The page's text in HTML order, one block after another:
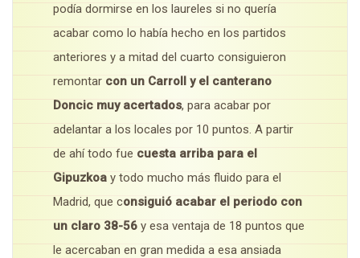
podía dormirse en los laureles si no quería
acabar como lo había hecho en los partidos
anteriores y a mitad del cuarto consiguieron
remontar con un Carroll y el canterano
Doncic muy acertados, para acabar por
adelantar a los locales por 10 puntos. A partir
de ahí todo fue cuesta arriba para el
Gipuzkoa y todo mucho más fluido para el
Madrid, que consiguió acabar el periodo con
un claro 38-56 y esa ventaja de 18 puntos que
le acercaban en gran medida a esa ansiada